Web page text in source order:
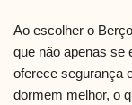
Ao escolher o
que não apenas se
oferece segurança
dormem melhor, o